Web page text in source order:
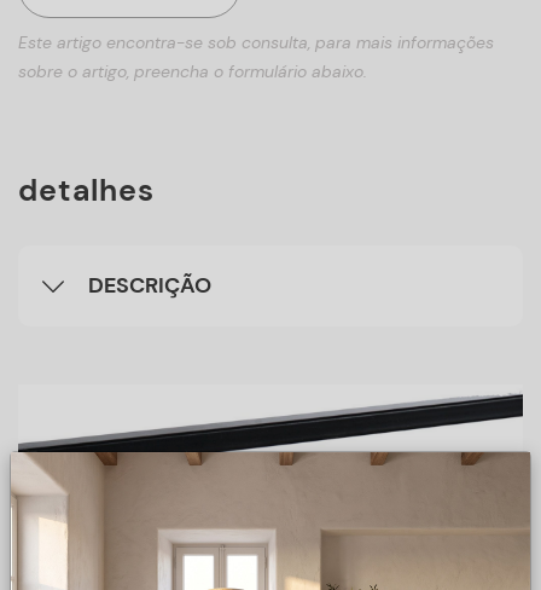
Este artigo encontra-se sob consulta, para mais informações
sobre o artigo, preencha o formulário abaixo.
detalhes
DESCRIÇÃO